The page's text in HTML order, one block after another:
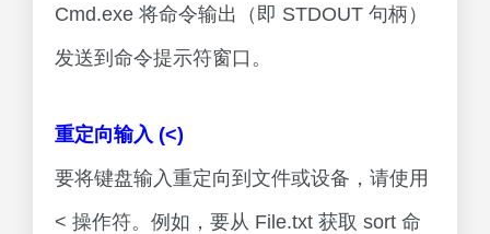
Cmd.exe 将命令输出（即 STDOUT 句柄）
发送到命令提示符窗口。
重定向输入 (<)
要将键盘输入重定向到文件或设备，请使用
< 操作符。例如，要从 File.txt 获取 sort 命